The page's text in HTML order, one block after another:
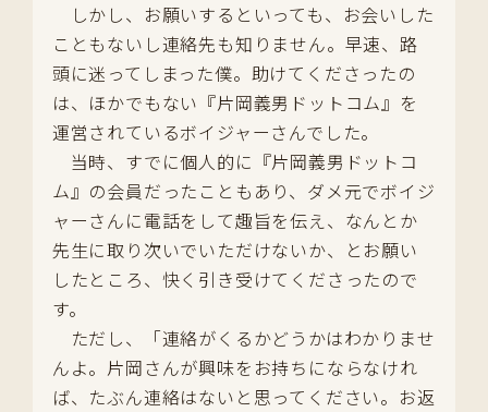
しかし、お願いするといっても、お会いした
こともないし連絡先も知りません。早速、路
頭に迷ってしまった僕。助けてくださったの
は、ほかでもない『片岡義男ドットコム』を
運営されているボイジャーさんでした。
当時、すでに個人的に『片岡義男ドットコ
ム』の会員だったこともあり、ダメ元でボイジ
ャーさんに電話をして趣旨を伝え、なんとか
先生に取り次いでいただけないか、とお願い
したところ、快く引き受けてくださったので
す。
ただし、「連絡がくるかどうかはわかりませ
んよ。片岡さんが興味をお持ちにならなけれ
ば、たぶん連絡はないと思ってください。お返